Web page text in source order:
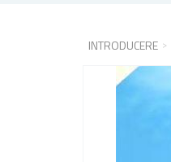
INTRODUCERE